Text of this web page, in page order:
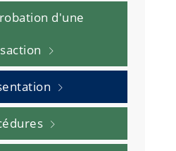
d'une